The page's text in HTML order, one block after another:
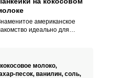
американское
идеально для
ещё более оригинальным
вкусным.
кокосовое молоко,
песок, ванилин, соль,